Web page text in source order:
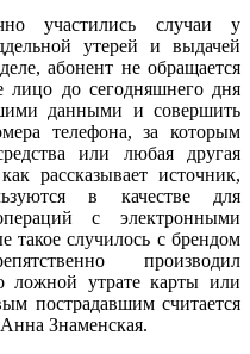
участились случаи у
утерей и выдачей
абонент не обращается
лицо до сегодняшнего дня
данными и совершить
телефона, за которым
или любая другая
рассказывает источник,
в качестве для
с электронными
случилось с брендом
производил
ложной утрате карты или
пострадавшим считается
Знаменская.